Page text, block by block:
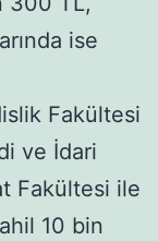
ise
Fakültesi
ve İdari
Fakültesi ile
10 bin